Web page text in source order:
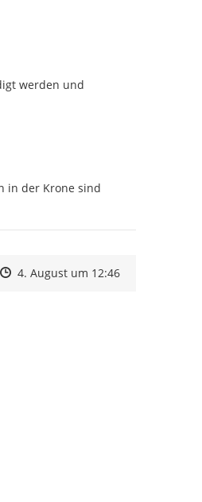
werden und
in der Krone sind
Zeitpunkt des Erstellens
Zeitpunkt des Erstellens
4. August um 12:46Zur Äußerung